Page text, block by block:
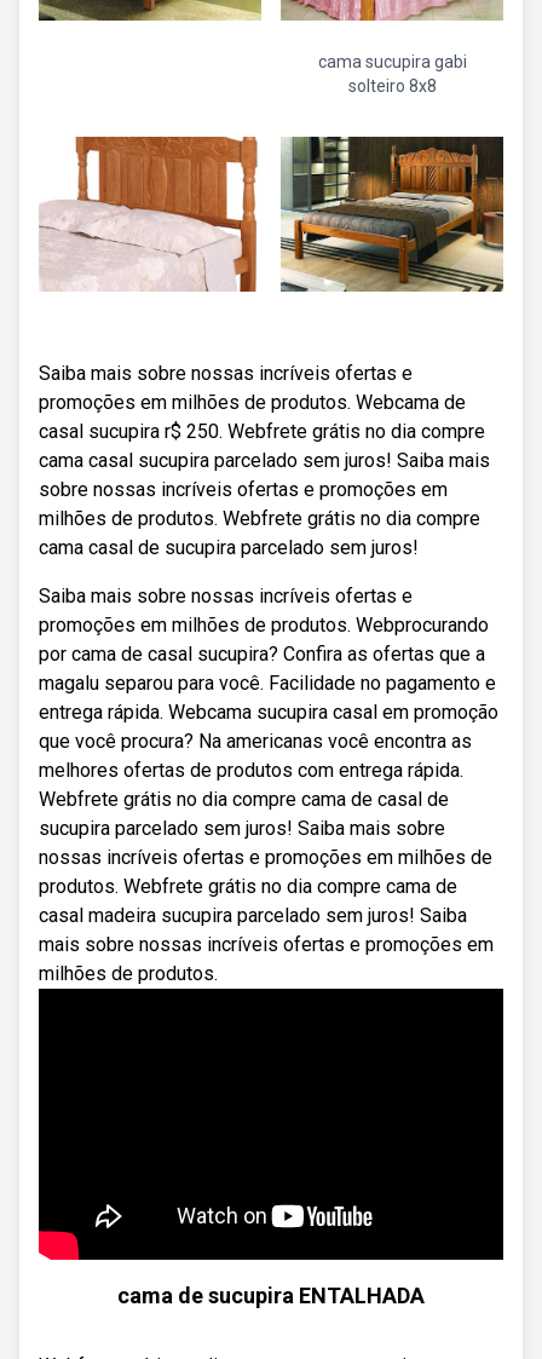
cama sucupira gabi
solteiro 8x8
Saiba mais sobre nossas incríveis ofertas e
promoções em milhões de produtos. Webcama de
casal sucupira r$ 250. Webfrete grátis no dia compre
cama casal sucupira parcelado sem juros! Saiba mais
sobre nossas incríveis ofertas e promoções em
milhões de produtos. Webfrete grátis no dia compre
cama casal de sucupira parcelado sem juros!
Saiba mais sobre nossas incríveis ofertas e
promoções em milhões de produtos. Webprocurando
por cama de casal sucupira? Confira as ofertas que a
magalu separou para você. Facilidade no pagamento e
entrega rápida. Webcama sucupira casal em promoção
que você procura? Na americanas você encontra as
melhores ofertas de produtos com entrega rápida.
Webfrete grátis no dia compre cama de casal de
sucupira parcelado sem juros! Saiba mais sobre
nossas incríveis ofertas e promoções em milhões de
produtos. Webfrete grátis no dia compre cama de
casal madeira sucupira parcelado sem juros! Saiba
mais sobre nossas incríveis ofertas e promoções em
milhões de produtos.
cama de sucupira ENTALHADA